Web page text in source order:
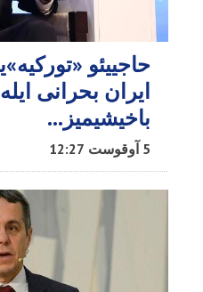
حاجییئو
ایران بحرانی
باخیشیمیز...
5 آوقوست 12:27